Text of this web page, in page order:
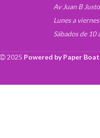
Av Juan B
Lunes a
Sábados de 10
2025 Powered by Paper